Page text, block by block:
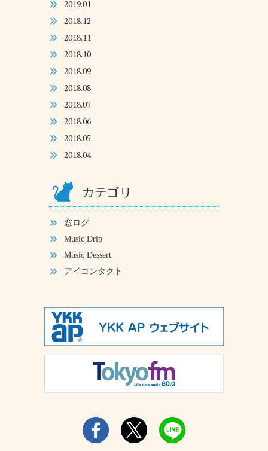
2019.01
2018.12
2018.11
2018.10
2018.09
2018.08
2018.07
2018.06
2018.05
2018.04
窓ログ
Music Drip
Music Dessert
アイコンタクト